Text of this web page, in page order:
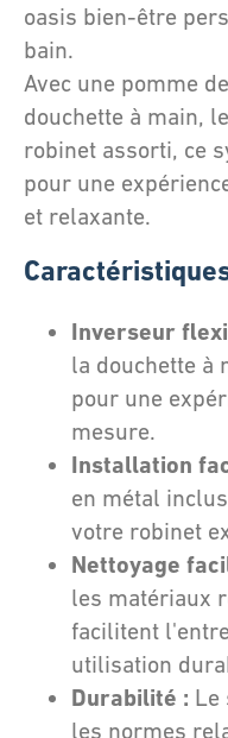
oasis bien-être
bain.
Avec une pomme
douchette à main,
robinet assorti, ce
pour une
et relaxante.
Inverseur
la douchette à
pour une
mesure.
Installation
en métal
votre robinet
Nettoyage
les matériaux
facilitent
utilisation
Durabilité : Le
les normes